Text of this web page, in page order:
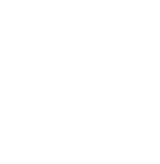
想法，以便我们进行改进！